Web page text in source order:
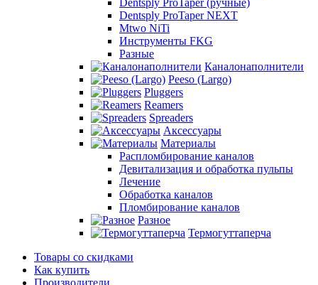
Dentsply ProTaper (ручные)
Dentsply ProTaper NEXT
Mtwo NiTi
Инструменты FKG
Разные
Каналонаполнители
Peeso (Largo)
Pluggers
Reamers
Spreaders
Аксессуары
Материалы
Распломбирование каналов
Девитализация и обработка пульпы
Лечение
Обработка каналов
Пломбирование каналов
Разное
Термогуттаперча
Товары со скидками
Как купить
Производители